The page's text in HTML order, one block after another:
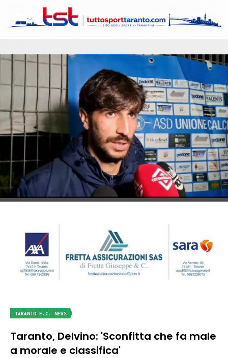
TARANTO F.C. NEWS
Taranto, Delvino: 'Sconfitta che fa male
a morale e classifica'